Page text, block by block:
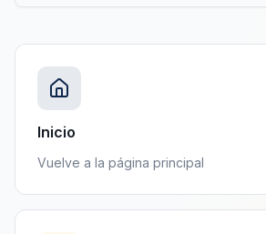
Inicio
Vuelve a la página principal